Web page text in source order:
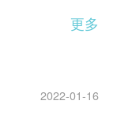
更多
2022-01-16